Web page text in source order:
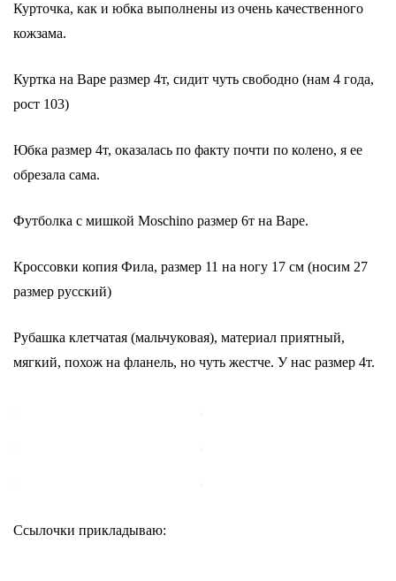
Курточка, как и юбка выполнены из очень качественного
кожзама.
Куртка на Варе размер 4т, сидит чуть свободно (нам 4 года,
рост 103)
Юбка размер 4т, оказалась по факту почти по колено, я ее
обрезала сама.
Футболка с мишкой Moschino размер 6т на Варе.
Кроссовки копия Фила, размер 11 на ногу 17 см (носим 27
размер русский)
Рубашка клетчатая (мальчуковая), материал приятный,
мягкий, похож на фланель, но чуть жестче. У нас размер 4т.
Ссылочки прикладываю: